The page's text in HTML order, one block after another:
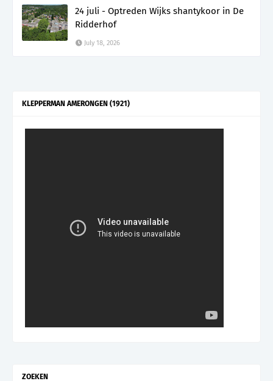
24 juli - Optreden Wijks shantykoor in De
Ridderhof
July 18, 2026
KLEPPERMAN AMERONGEN (1921)
ZOEKEN